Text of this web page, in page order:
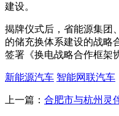
建设。
揭牌仪式后，省能源集团
的储充换体系建设的战略
签署《换电战略合作框架
新能源汽车 智能网联汽车
上一篇： 合肥市与杭州灵